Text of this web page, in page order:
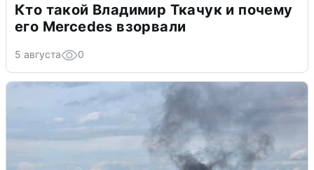
Кто такой Владимир Ткачук и почему
его Mercedes взорвали
5 августа 0